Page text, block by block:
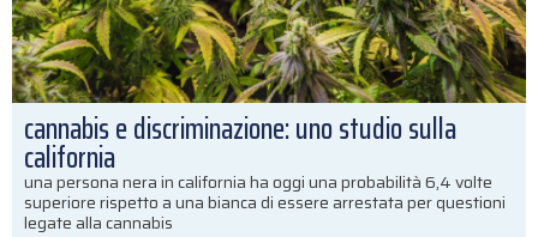
cannabis e discriminazione: uno studio sulla
california
una persona nera in california ha oggi una probabilità 6,4 volte
superiore rispetto a una bianca di essere arrestata per questioni
legate alla cannabis